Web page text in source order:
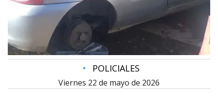
• POLICIALES
viernes 22 de mayo de 2026